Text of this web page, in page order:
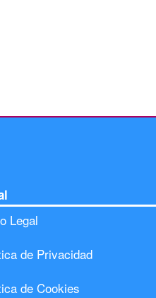
Legal
de Privacidad
de Cookies